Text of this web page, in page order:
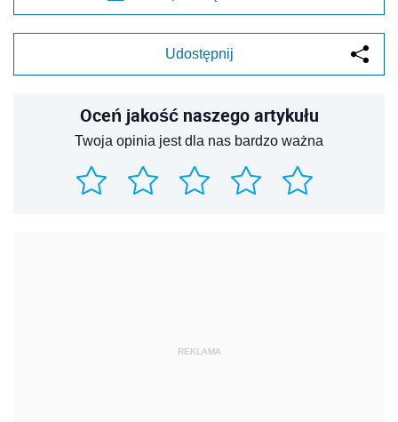
Udostępnij
Oceń jakość naszego artykułu
Twoja opinia jest dla nas bardzo ważna
REKLAMA